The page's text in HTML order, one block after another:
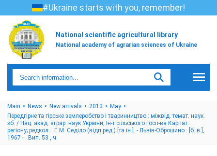
#Ukraine starts with you, remember!
National scientific agricultural library
National academy of agrarian sciences of Ukraine
Main News New arrivals 2013
May
Передгірне та гірське землеробство і тваринництво : міжвід. темат. наук.
зб. / Нац. акад. аграр. наук України, Ін-т сільського госп-ва Карпат.
регіону; редкол. : Г. М. Седіло (відп.ред.) [та ін.]. - Львів-Оброшино : [б. в.],
1967 - . Вип. 53 , ч.